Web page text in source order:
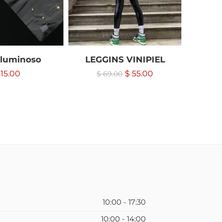
LEGGINS VINIPIEL
$69.00 $ 55.00
10:00 - 17:30
10:00 - 14:00